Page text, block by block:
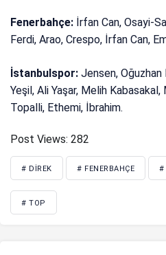
Fenerbahçe: İrfan Can, Osayi-
Ferdi, Arao, Crespo, İrfan Can,
İstanbulspor:Jensen,
Yeşil, Ali Yaşar, Melih Kabasakal,
Topalli, Ethemi, İbrahim.
Post Views: 282
# DIREK # FENERBAHÇE #
# TOP